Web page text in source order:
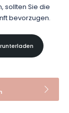
sollten Sie die
bevorzugen.